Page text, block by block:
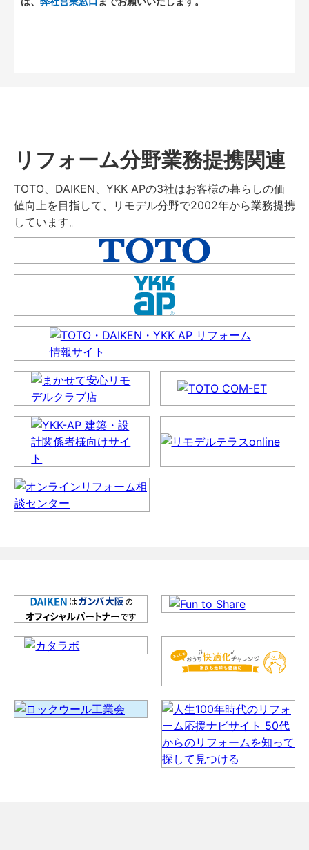
リフォーム分野業務提携関連
TOTO、DAIKEN、YKK APの3社はお客様の暮らしの価
値向上を目指して、リモデル分野で2002年から業務提携
しています。